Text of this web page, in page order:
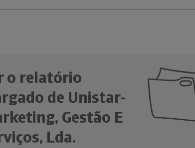
o relatório
de Unistar-
Gestão E
Lda.